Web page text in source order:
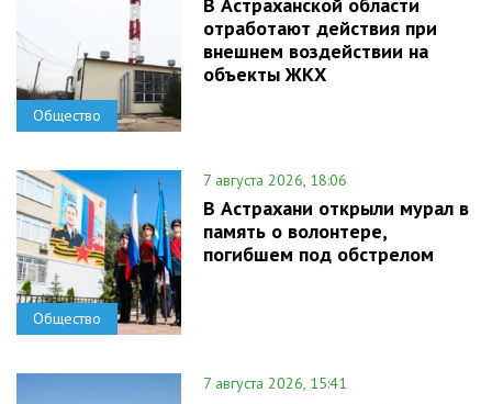
Общество
отработают действия при
внешнем воздействии на
объекты ЖКХ
Общество
7 августа 2026, 18:06
В Астрахани открыли мурал в
память о волонтере,
погибшем под обстрелом
7 августа 2026, 15:41